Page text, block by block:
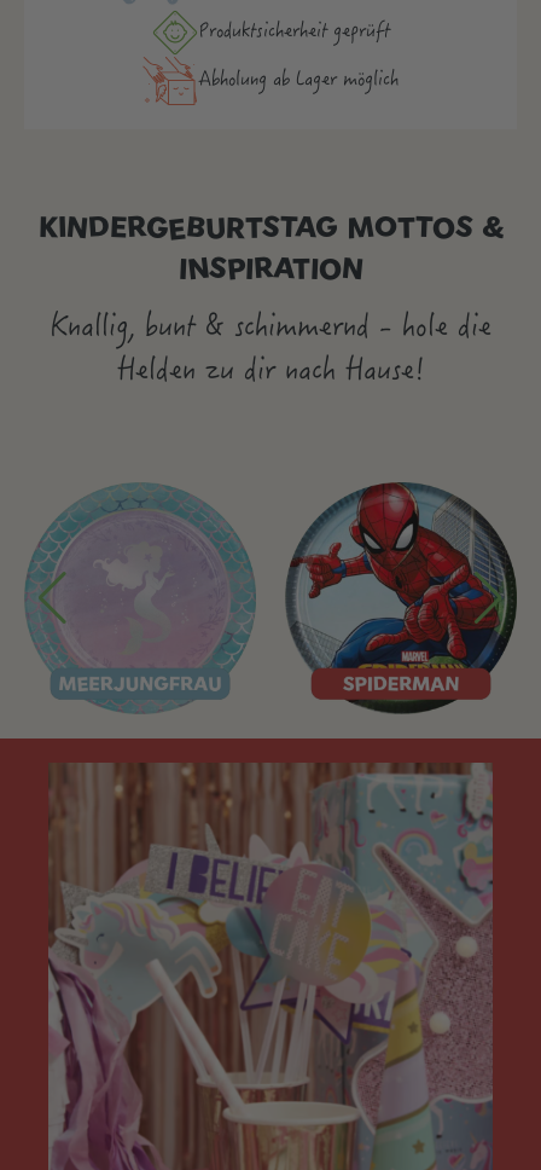
Produktsicher­heit geprüft
Abholung ab Lager möglich
KINDERGEBURTSTAG MOTTOS &
INSPIRATION
Knallig, bunt & schimmernd - hole die
Helden zu dir nach Hause!